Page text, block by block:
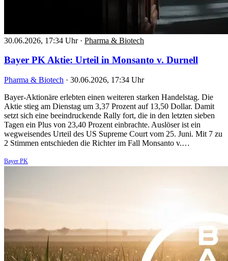
30.06.2026, 17:34 Uhr · Pharma & Biotech
Bayer PK Aktie: Urteil in Monsanto v. Durnell
Pharma & Biotech · 30.06.2026, 17:34 Uhr
Bayer-Aktionäre erlebten einen weiteren starken Handelstag. Die
Aktie stieg am Dienstag um 3,37 Prozent auf 13,50 Dollar. Damit
setzt sich eine beeindruckende Rally fort, die in den letzten sieben
Tagen ein Plus von 23,40 Prozent einbrachte. Auslöser ist ein
wegweisendes Urteil des US Supreme Court vom 25. Juni. Mit 7 zu
2 Stimmen entschieden die Richter im Fall Monsanto v.…
Bayer PK